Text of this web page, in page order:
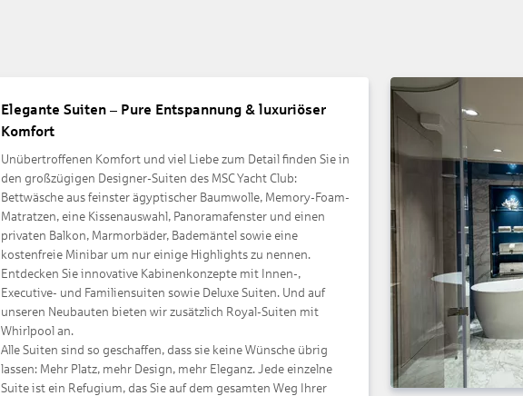
Elegante Suiten – Pure Entspannung & luxuriöser
Komfort
Unübertroffenen Komfort und viel Liebe zum Detail finden Sie in
den großzügigen Designer-Suiten des MSC Yacht Club:
Bettwäsche aus feinster ägyptischer Baumwolle, Memory-Foam-
Matratzen, eine Kissenauswahl, Panoramafenster und einen
privaten Balkon, Marmorbäder, Bademäntel sowie eine
kostenfreie Minibar um nur einige Highlights zu nennen.
Entdecken Sie innovative Kabinenkonzepte mit Innen-,
Executive- und Familiensuiten sowie Deluxe Suiten. Und auf
unseren Neubauten bieten wir zusätzlich Royal-Suiten mit
Whirlpool an.
Alle Suiten sind so geschaffen, dass sie keine Wünsche übrig
lassen: Mehr Platz, mehr Design, mehr Eleganz. Jede einzelne
Suite ist ein Refugium, das Sie auf dem gesamten Weg Ihrer